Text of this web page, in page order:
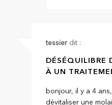
tessier dit :
DÉSÉQUILIBRE
À UN
bonjour, il y a 4
dévitaliser une